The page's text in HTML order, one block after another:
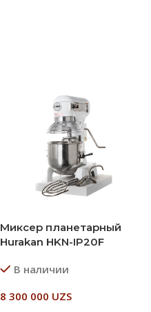
Миксер планетарный
Hurakan HKN-IP20F
В наличии
8 300 000 UZS